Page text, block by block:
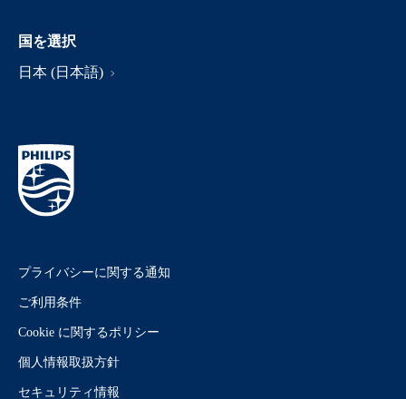
国を選択
日本 (日本語)
プライバシーに関する通知
ご利用条件
Cookie に関するポリシー
個人情報取扱方針
セキュリティ情報